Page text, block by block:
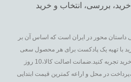
خرید، بررسی، انتخاب و خرید
داستان محور در ایران است که اساس آن بر
با تهیه یک پادکست برای هر محصول سعی
کرده است تا تجربه متفاوتی را از خرید تجربه کنید.ضمانت اصالت کالا،10 روز
در محل و اراعه کمترین قیمت ابتدایی